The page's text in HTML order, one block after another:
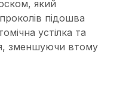
який
підошва
устілка та
зменшуючи втому